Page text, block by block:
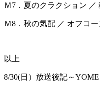
Ｍ7．夏のクラクション ／
Ｍ8．秋の気配 ／ オフコー
以上
8/30(日）放送後記～YOME